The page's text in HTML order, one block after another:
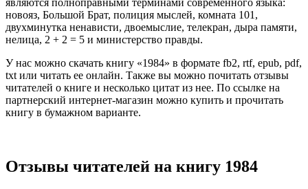
являются полноправными терминами современного языка:
новояз, Большой Брат, полиция мыслей, комната 101,
двухминутка ненависти, двоемыслие, телекран, дыра памяти,
нелица, 2 + 2 = 5 и министерство правды.
У нас можно скачать книгу «1984» в формате fb2, rtf, epub, pdf,
txt или читать ее онлайн. Также вы можно почитать отзывы
читателей о книге и несколько цитат из нее. По ссылке на
партнерский интернет-магазин можно купить и прочитать
книгу в бумажном варианте.
Отзывы читателей на книгу 1984